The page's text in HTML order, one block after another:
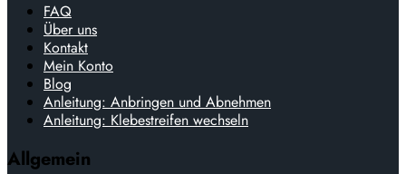
FAQ
Über uns
Kontakt
Mein Konto
Blog
Anleitung: Anbringen und Abnehmen
Anleitung: Klebestreifen wechseln
Allgemein